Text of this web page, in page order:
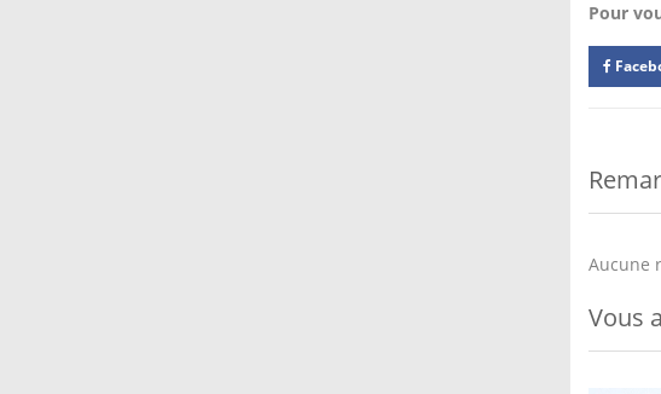
Pour
Aucune
Vous